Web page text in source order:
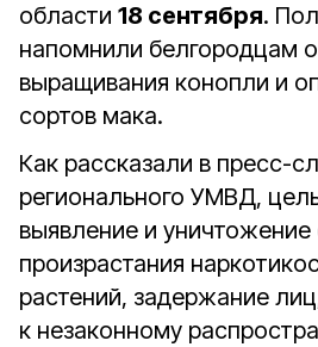
области 18 сентября.
напомнили белгородцам
выращивания конопли и
сортов мака.
Как рассказали в пресс-
регионального УМВД,
выявление и уничтожение
произрастания
растений, задержание
к незаконному